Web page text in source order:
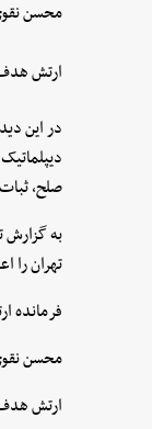
محسن
ارتش
در این
صلح،
تهران را
فرمانده
محسن
ارتش